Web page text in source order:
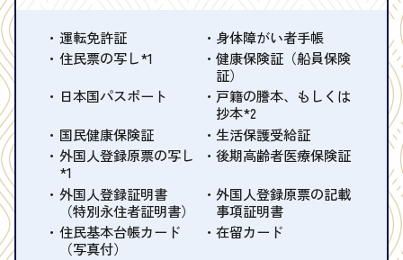
運転免許証
身体障がい者手帳
住民票の写し*1
健康保険証（船員保険
証）
日本国パスポート
戸籍の謄本、もしくは
抄本*2
国民健康保険証
生活保護受給証
外国人登録原票の写し
*1
後期高齢者医療保険証
外国人登録証明書
（特別永住者証明書）
外国人登録原票の記載
事項証明書
住民基本台帳カード
（写真付）
在留カード